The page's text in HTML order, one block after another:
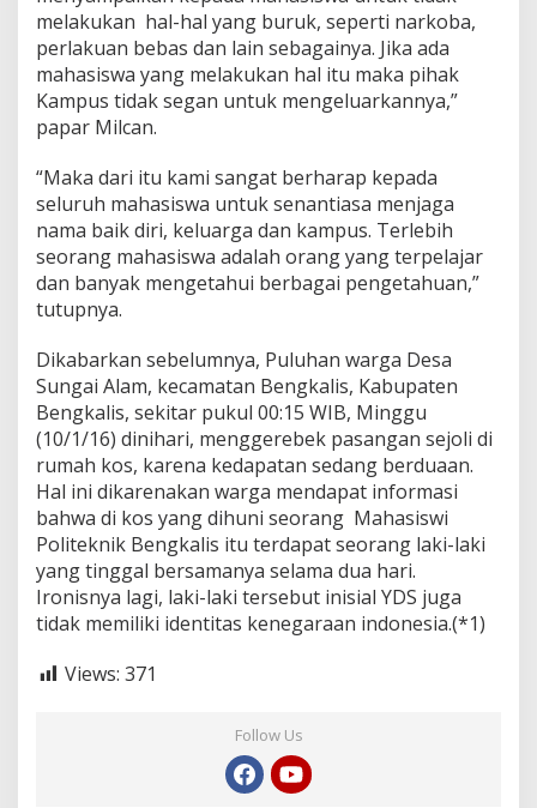
melakukan hal-hal yang buruk, seperti narkoba,
perlakuan bebas dan lain sebagainya. Jika ada
mahasiswa yang melakukan hal itu maka pihak
Kampus tidak segan untuk mengeluarkannya,”
papar Milcan.
“Maka dari itu kami sangat berharap kepada
seluruh mahasiswa untuk senantiasa menjaga
nama baik diri, keluarga dan kampus. Terlebih
seorang mahasiswa adalah orang yang terpelajar
dan banyak mengetahui berbagai pengetahuan,”
tutupnya.
Dikabarkan sebelumnya, Puluhan warga Desa
Sungai Alam, kecamatan Bengkalis, Kabupaten
Bengkalis, sekitar pukul 00:15 WIB, Minggu
(10/1/16) dinihari, menggerebek pasangan sejoli di
rumah kos, karena kedapatan sedang berduaan.
Hal ini dikarenakan warga mendapat informasi
bahwa di kos yang dihuni seorang Mahasiswi
Politeknik Bengkalis itu terdapat seorang laki-laki
yang tinggal bersamanya selama dua hari.
Ironisnya lagi, laki-laki tersebut inisial YDS juga
tidak memiliki identitas kenegaraan indonesia.(*1)
Views: 371
Follow Us